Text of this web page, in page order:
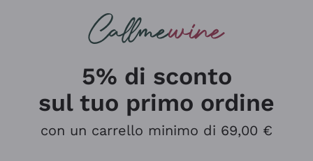
5% di sconto
sul tuo primo ordine
con un carrello minimo di 69,00 €